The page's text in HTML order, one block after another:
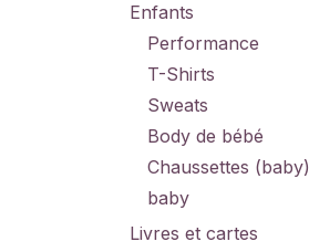
Enfants
Performance
T-Shirts
Sweats
Body de bébé
Chaussettes (baby)
baby
Livres et cartes